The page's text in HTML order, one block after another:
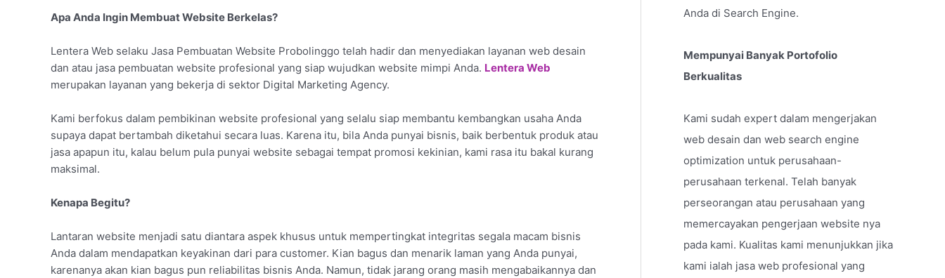
Apa Anda Ingin Membuat Website Berkelas?
Lentera Web selaku Jasa Pembuatan Website Probolinggo telah hadir dan menyediakan layanan web desain
dan atau jasa pembuatan website profesional yang siap wujudkan website mimpi Anda. Lentera Web
merupakan layanan yang bekerja di sektor Digital Marketing Agency.
Kami berfokus dalam pembikinan website profesional yang selalu siap membantu kembangkan usaha Anda
supaya dapat bertambah diketahui secara luas. Karena itu, bila Anda punyai bisnis, baik berbentuk produk atau
jasa apapun itu, kalau belum pula punyai website sebagai tempat promosi kekinian, kami rasa itu bakal kurang
maksimal.
Kenapa Begitu?
Lantaran website menjadi satu diantara aspek khusus untuk mempertingkat integritas segala macam bisnis
Anda dalam mendapatkan keyakinan dari para customer. Kian bagus dan menarik laman yang Anda punyai,
karenanya akan kian bagus pun reliabilitas bisnis Anda. Namun, tidak jarang orang masih mengabaikannya dan
Anda di Search Engine.
Mempunyai Banyak Portofolio
Berkualitas
Kami sudah expert dalam mengerjakan
web desain dan web search engine
optimization untuk perusahaan-
perusahaan terkenal. Telah banyak
perseorangan atau perusahaan yang
memercayakan pengerjaan website nya
pada kami. Kualitas kami menunjukkan jika
kami ialah jasa web profesional yang